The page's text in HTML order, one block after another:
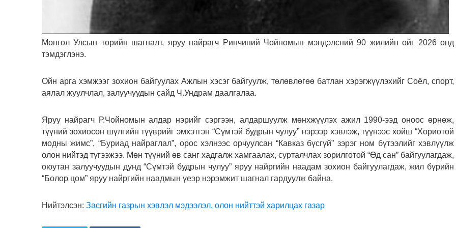
Монгол Улсын төрийн шагналт, яруу найрагч Ринчиний Чойномын мэндэлсний 90 жилийн ойг 2026 онд
тэмдэглэнэ.
Ойн арга хэмжээг зохион байгуулах Ажлын хэсэг байгуулж, төлөвлөгөө батлан хэрэгжүүлэхийг Соёл, спорт,
аялал жуулчлал, залуучуудын сайд Ч.Ундрам даалгалаа.
Яруу найрагч Р.Чойномын алдар нэрийг сэргээн, алдаршуулж мөнхжүүлэх ажил 1990-ээд оноос өрнөж,
түүний зохиосон шүлгийн түүврийг эмхэтгэн “Сүмтэй будрын чулуу” нэрээр хэвлэж, түүнээс хойш “Хориотой
модны жимс”, “Буриад найраглал”, орос хэлнээс орчуулсан “Кавказ бүсгүй” зэрэг ном бүтээлийг хэвлүүлж
олон нийтэд түгээжээ. Мөн түүний өв санг хадгалж хамгаалах, сурталчлах зорилготой “Өд сан” байгуулагдаж,
оюутан залуучуудын дунд “Сүмтэй будрын чулуу” яруу найргийн наадам зохион байгуулагдаж, жил бүрийн
“Болор цом” яруу найргийн наадмын үеэр нэрэмжит шагнал гардуулж байна.
Нийтэлсэн: Засгийн газрын хэвлэл мэдээлэл, олон нийттэй харилцах газар